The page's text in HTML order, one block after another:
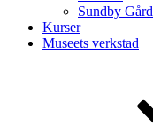
Sundby Gård
Kurser
Museets verkstad